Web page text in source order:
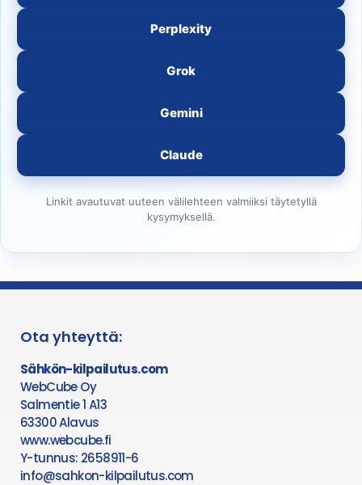
Perplexity
Grok
Gemini
Claude
Linkit avautuvat uuteen välilehteen valmiiksi täytetyllä
kysymyksellä.
Ota yhteyttä:
Sähkön-kilpailutus.com
WebCube Oy
Salmentie 1 A13
63300 Alavus
www.webcube.fi
Y-tunnus: 2658911-6
info@sahkon-kilpailutus.com